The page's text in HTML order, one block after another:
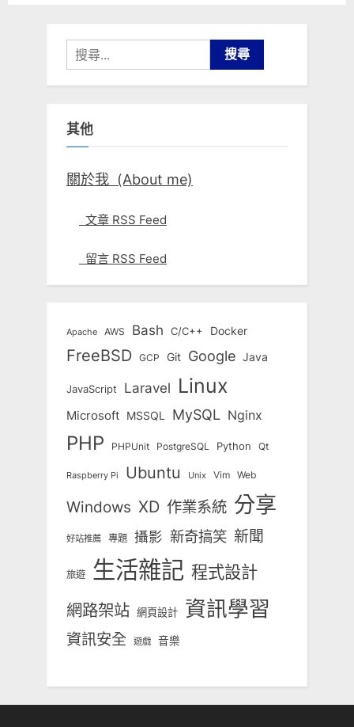
搜
尋
關
字:
其他
關於我 (About me)
文章 RSS Feed
留言 RSS Feed
Apache AWS Bash C/C++ Docker
FreeBSD GCP Git Google Java
JavaScript Laravel Linux
Microsoft MSSQL MySQL Nginx
PHP PHPUnit PostgreSQL Python Qt
Raspberry Pi Ubuntu Unix Vim Web
Windows XD 作業系統 分享
好站推薦 專題 攝影 新奇搞笑 新聞
旅遊 生活雜記 程式設計
網路架站 網頁設計 資訊學習
資訊安全 遊戲 音樂